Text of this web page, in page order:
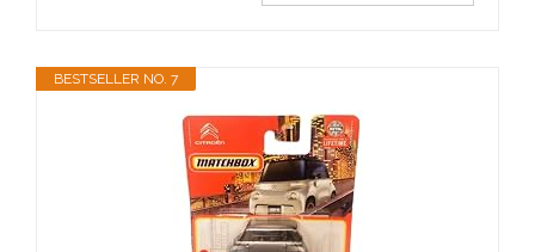
BESTSELLER NO. 7